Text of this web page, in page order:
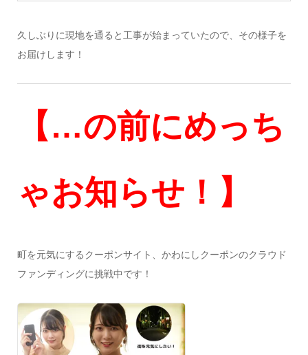
久しぶりに現地を通ると工事が始まっていたので、その様子を
お届けします！
【 …の前にめっち
ゃお知らせ！】
町を元気にするクーポンサイト、かわにしクーポンのクラウド
ファンディングに挑戦中です！